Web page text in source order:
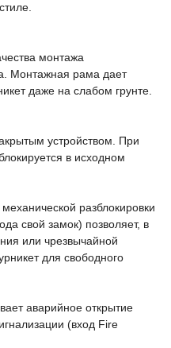
монтажа
Монтажная рама дает
даже на слабом грунте.
устройством. При
в исходном
разблокировки
свой замок) позволяет, в
или чрезвычайной
для свободного
аварийное открытие
(вход Fire